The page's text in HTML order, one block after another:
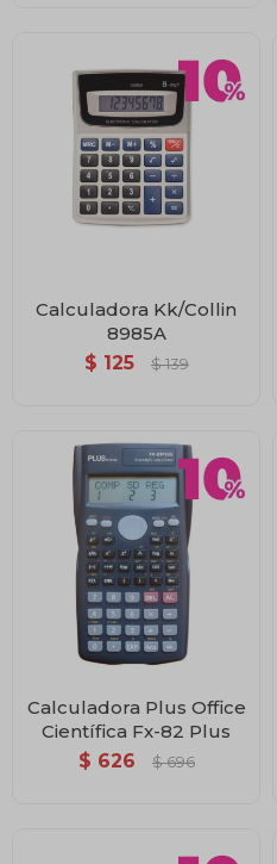
Calculadora Kk/Collin
8985A
$ 125 $ 139
Calculadora Plus Office
Científica Fx-82 Plus
$ 626 $ 696